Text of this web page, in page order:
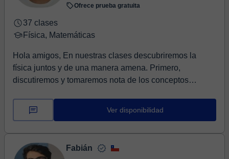
Ofrece prueba gratuita
37 clases
Física, Matemáticas
Hola amigos, En nuestras clases descubriremos la
física juntos y de una manera amena. Primero,
discutiremos y tomaremos nota de los conceptos
Ver disponibilidad
Fabián